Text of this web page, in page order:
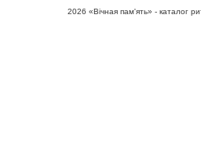
2026 «Вічная пам'ять» - каталог